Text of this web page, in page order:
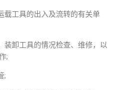
载工具的出入及流转的有关单
装卸工具的情况检查、维修，以
;
;